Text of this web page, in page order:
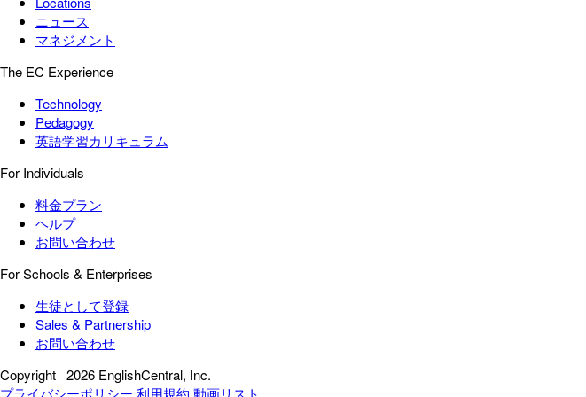
ニュース
マネジメント
The EC Experience
Technology
Pedagogy
英語学習カリキュラム
For Individuals
料金プラン
ヘルプ
お問い合わせ
For Schools & Enterprises
生徒として登録
Sales & Partnership
お問い合わせ
Copyright 2026 EnglishCentral, Inc.